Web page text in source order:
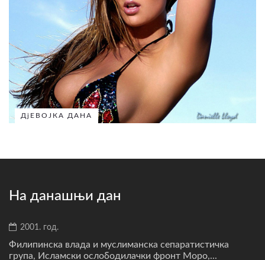
ДјЕВОЈКА ДАНА
На данашњи дан
2001. год.
Филипинска влада и муслиманска сепаратистичка
група, Исламски ослободилачки фронт Моро,...